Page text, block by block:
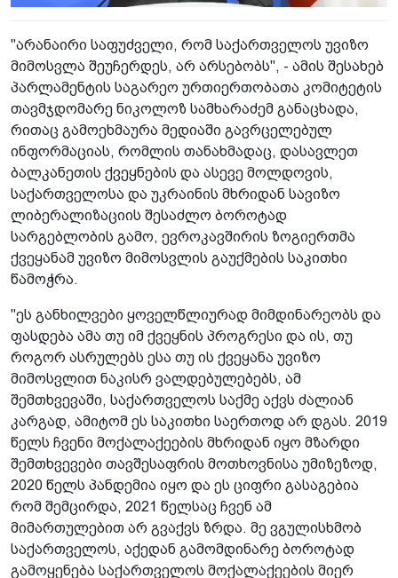
"არანაირი საფუძველი, რომ საქართველოს უვიზო
მიმოსვლა შეუჩერდეს, არ არსებობს", - ამის შესახებ
პარლამენტის საგარეო ურთიერთობათა კომიტეტის
თავმჯდომარე ნიკოლოზ სამხარაძემ განაცხადა,
რითაც გამოეხმაურა მედიაში გავრცელებულ
ინფორმაციას, რომლის თანახმადაც, დასავლეთ
ბალკანეთის ქვეყნების და ასევე მოლდოვის,
საქართველოსა და უკრაინის მხრიდან სავიზო
ლიბერალიზაციის შესაძლო ბოროტად
სარგებლობის გამო, ევროკავშირის ზოგიერთმა
ქვეყანამ უვიზო მიმოსვლის გაუქმების საკითხი
წამოჭრა.
"ეს განხილვები ყოველწლიურად მიმდინარეობს და
ფასდება ამა თუ იმ ქვეყნის პროგრესი და ის, თუ
როგორ ასრულებს ესა თუ ის ქვეყანა უვიზო
მიმოსვლით ნაკისრ ვალდებულებებს, ამ
შემთხვევაში, საქართველოს საქმე აქვს ძალიან
კარგად, ამიტომ ეს საკითხი საერთოდ არ დგას. 2019
წელს ჩვენი მოქალაქეების მხრიდან იყო მზარდი
შემთხვევები თავშესაფრის მოთხოვნისა უმიზეზოდ,
2020 წელს პანდემია იყო და ეს ციფრი გასაგებია
რომ შემცირდა, 2021 წელსაც ჩვენ ამ
მიმართულებით არ გვაქვს ზრდა. მე ვგულისხმობ
საქართველოს, აქედან გამომდინარე ბოროტად
გამოყენება საქართველოს მოქალაქეების მიერ